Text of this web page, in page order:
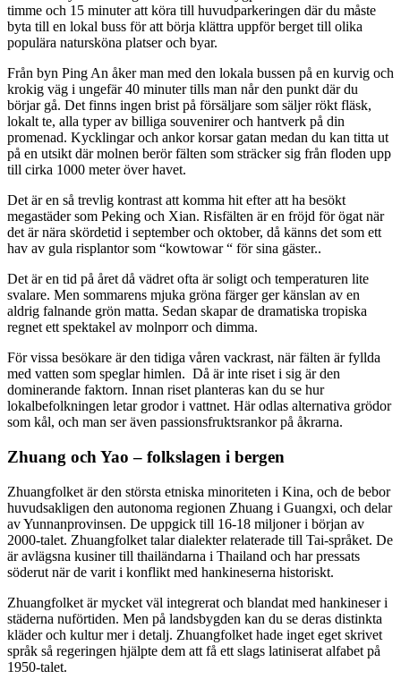
timme och 15 minuter att köra till huvudparkeringen där du måste
byta till en lokal buss för att börja klättra uppför berget till olika
populära natursköna platser och byar.
Från byn Ping An åker man med den lokala bussen på en kurvig och
krokig väg i ungefär 40 minuter tills man når den punkt där du
börjar gå. Det finns ingen brist på försäljare som säljer rökt fläsk,
lokalt te, alla typer av billiga souvenirer och hantverk på din
promenad. Kycklingar och ankor korsar gatan medan du kan titta ut
på en utsikt där molnen berör fälten som sträcker sig från floden upp
till cirka 1000 meter över havet.
Det är en så trevlig kontrast att komma hit efter att ha besökt
megastäder som Peking och Xian. Risfälten är en fröjd för ögat när
det är nära skördetid i september och oktober, då känns det som ett
hav av gula risplantor som “kowtowar “ för sina gäster..
Det är en tid på året då vädret ofta är soligt och temperaturen lite
svalare. Men sommarens mjuka gröna färger ger känslan av en
aldrig falnande grön matta. Sedan skapar de dramatiska tropiska
regnet ett spektakel av molnporr och dimma.
För vissa besökare är den tidiga våren vackrast, när fälten är fyllda
med vatten som speglar himlen. Då är inte riset i sig är den
dominerande faktorn. Innan riset planteras kan du se hur
lokalbefolkningen letar grodor i vattnet. Här odlas alternativa grödor
som kål, och man ser även passionsfruktsrankor på åkrarna.
Zhuang och Yao – folkslagen i bergen
Zhuangfolket är den största etniska minoriteten i Kina, och de bebor
huvudsakligen den autonoma regionen Zhuang i Guangxi, och delar
av Yunnanprovinsen. De uppgick till 16-18 miljoner i början av
2000-talet. Zhuangfolket talar dialekter relaterade till Tai-språket. De
är avlägsna kusiner till thailändarna i Thailand och har pressats
söderut när de varit i konflikt med hankineserna historiskt.
Zhuangfolket är mycket väl integrerat och blandat med hankineser i
städerna nuförtiden. Men på landsbygden kan du se deras distinkta
kläder och kultur mer i detalj. Zhuangfolket hade inget eget skrivet
språk så regeringen hjälpte dem att få ett slags latiniserat alfabet på
1950-talet.